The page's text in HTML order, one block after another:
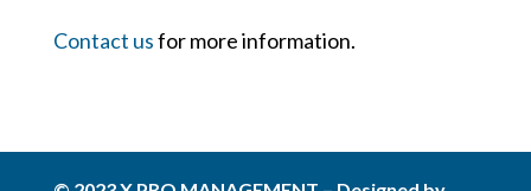
Contact usfor more information.